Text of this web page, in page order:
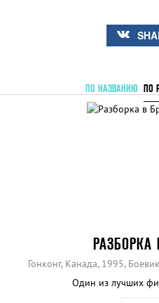
ПО НАЗВАНИЮ ПО
РАЗБОРКА
Гонконг, Канада, 1995,
Один из лучших